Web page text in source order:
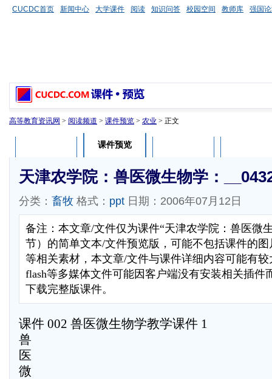
CUCDC首页 新闻中心 大学课件 阅读 知识问答 校园空间 教师库 强国
高等教育资讯网 > 阅读频道 > 课件预览 > 农业 > 正文
课件预览
天津农学院：兽医微生物学：
分类： 畜牧 格式： ppt 日期：2006年07月12日
备注：本文章/文件仅为课件“天津农学院：兽医微
节）的简单文本/文件预览版，可能不包括课件的
等相关素材，本文章/文件与课件详细内容可能有
flash等多媒体文件可能因客户端没有安装相关插件
下载完整版课件。
课件 002 兽医微生物学教学课件 1
兽
医
微